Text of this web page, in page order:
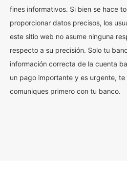
fines informativos. Si bien se hace
proporcionar datos precisos, los
este sitio web no asume ninguna
respecto a su precisión. Solo tu
información correcta de la cuenta
un pago importante y es urgente,
comuniques primero con tu banco.